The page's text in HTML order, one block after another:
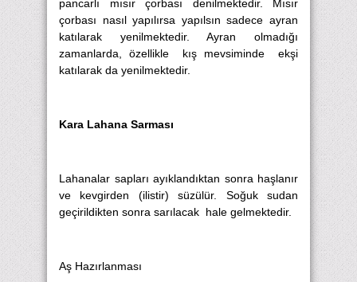
pancarlı mısır çorbası denilmektedir. Mısır
çorbası nasıl yapılırsa yapılsın sadece ayran
katılarak yenilmektedir. Ayran olmadığı
zamanlarda, özellikle kış mevsiminde ekşi
katılarak da yenilmektedir.
Kara Lahana Sarması
Lahanalar sapları ayıklandıktan sonra haşlanır
ve kevgirden (ilistir) süzülür. Soğuk sudan
geçirildikten sonra sarılacak hale gelmektedir.
Aş Hazırlanması